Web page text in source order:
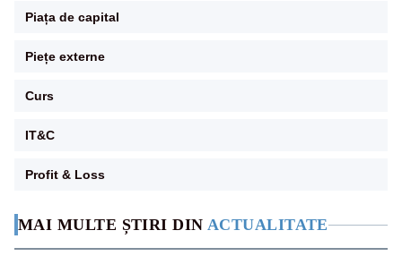
MAI MULTE ȘTIRI DIN ACTUALITATE
Piața de capital
Piețe externe
Curs
IT&C
Profit & Loss